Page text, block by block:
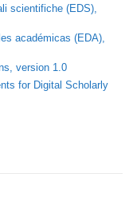
scientifiche (EDS),
académicas (EDA),
version 1.0
for Digital Scholarly